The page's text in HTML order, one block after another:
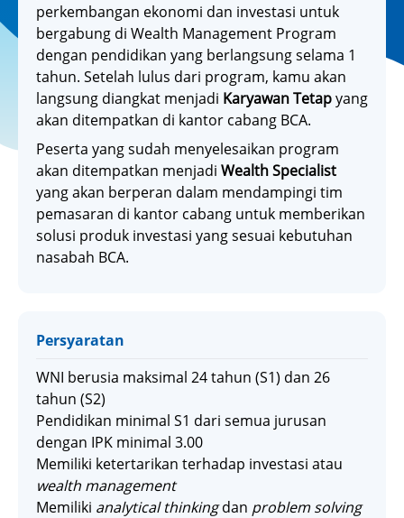
perkembangan ekonomi dan investasi untuk
bergabung di Wealth Management Program
dengan pendidikan yang berlangsung selama 1
tahun. Setelah lulus dari program, kamu akan
langsung diangkat menjadi Karyawan Tetapyang
akan ditempatkan di kantor cabang BCA.
Peserta yang sudah menyelesaikan program
akan ditempatkan menjadi Wealth Specialist
yang akan berperan dalam mendampingi tim
pemasaran di kantor cabang untuk memberikan
solusi produk investasi yang sesuai kebutuhan
nasabah BCA.
Persyaratan
WNI berusia maksimal 24 tahun (S1) dan 26
tahun (S2)
Pendidikan minimal S1 dari semua jurusan
dengan IPK minimal 3.00
Memiliki ketertarikan terhadap investasi atau
wealth management
Memiliki analytical thinkingdan problem solving